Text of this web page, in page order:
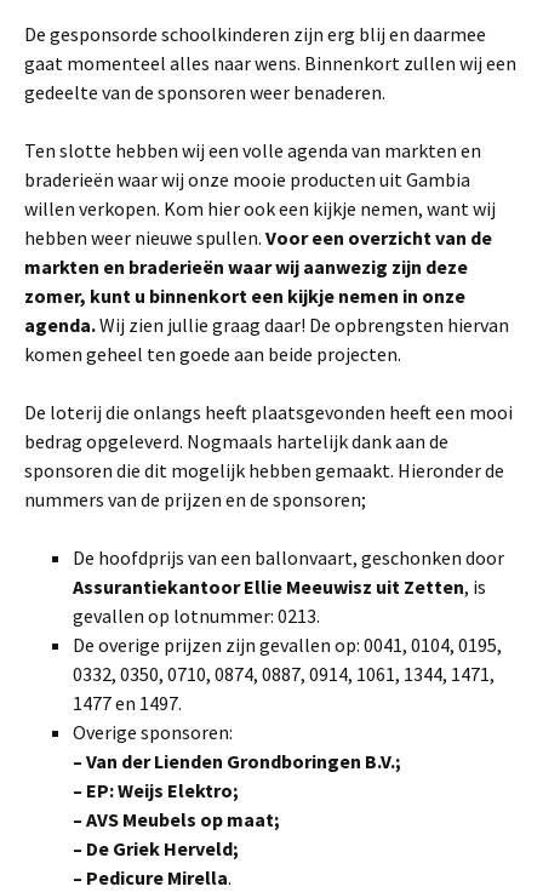
De gesponsorde schoolkinderen zijn erg blij en daarmee
gaat momenteel alles naar wens. Binnenkort zullen wij een
gedeelte van de sponsoren weer benaderen.
Ten slotte hebben wij een volle agenda van markten en
braderieën waar wij onze mooie producten uit Gambia
willen verkopen. Kom hier ook een kijkje nemen, want wij
hebben weer nieuwe spullen. Voor een overzicht van de
markten en braderieën waar wij aanwezig zijn deze
zomer, kunt u binnenkort een kijkje nemen in onze
agenda.Wij zien jullie graag daar! De opbrengsten hiervan
komen geheel ten goede aan beide projecten.
De loterij die onlangs heeft plaatsgevonden heeft een mooi
bedrag opgeleverd. Nogmaals hartelijk dank aan de
sponsoren die dit mogelijk hebben gemaakt. Hieronder de
nummers van de prijzen en de sponsoren;
De hoofdprijs van een ballonvaart, geschonken door
Assurantiekantoor Ellie Meeuwisz uit Zetten, is
gevallen op lotnummer: 0213.
De overige prijzen zijn gevallen op: 0041, 0104, 0195,
0332, 0350, 0710, 0874, 0887, 0914, 1061, 1344, 1471,
1477 en 1497.
Overige sponsoren:
– Van der Lienden Grondboringen B.V.;
– EP: Weijs Elektro;
– AVS Meubels op maat;
– De Griek Herveld;
– Pedicure Mirella.